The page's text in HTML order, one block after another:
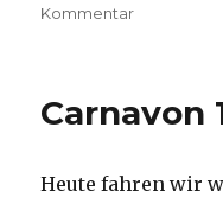
Kommentarzu
Carnavon
Heute fahren wir